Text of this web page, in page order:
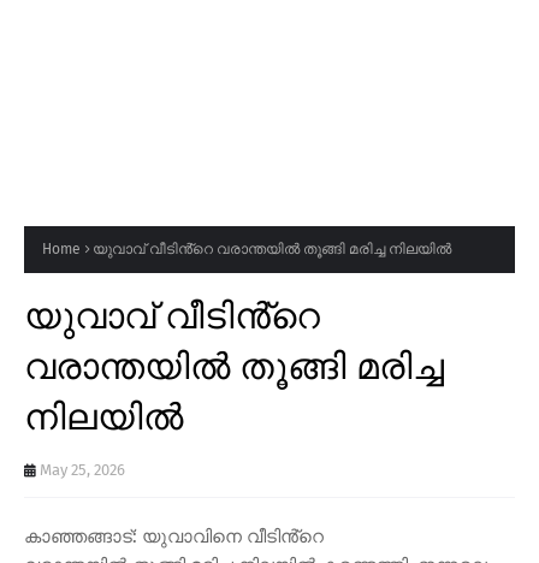
Home യുവാവ് വീടിൻ്റെ വരാന്തയിൽ തൂങ്ങി മരിച്ച നിലയിൽ
യുവാവ് വീടിൻ്റെ
വരാന്തയിൽ തൂങ്ങി മരിച്ച
നിലയിൽ
May 25, 2026
കാഞ്ഞങ്ങാട്: യുവാവിനെ വീടിൻ്റെ